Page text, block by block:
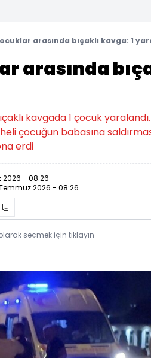
arasında bıçaklı kavga: 1
arasında
kavgada 1 çocuk
çocuğun babasına
erdi
2026 - 08:26
2026 - 08:26
seçmek için tıklayın